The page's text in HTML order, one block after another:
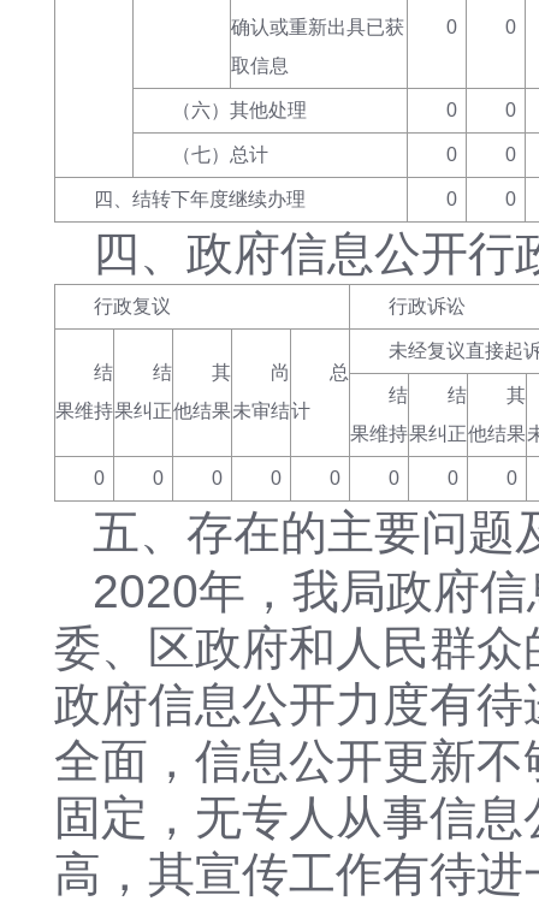
确认或重新出具已获
取信息
0 0
（六）其他处理 0 0
（七）总计 0 0
四、结转下年度继续办理 0 0
四、 政府信息公开行
行政复议 行政诉讼
结
果维持
结
果纠正
其
他结果
尚
未审结
总
计
未经复议直接起
结
果维持
结
果纠正
其
他结果
0 0 0 0 0 0 0 0
五、存在的主要问题
2020年，我局政府
委、区政府和人民群
政府信息公开力度有
全面，信息公开更新
固定，无专人从事信
高，其宣传工作有待进